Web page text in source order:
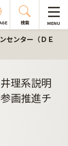
検索 MENU
センター（ＤＥ
理系説明
画推進チ